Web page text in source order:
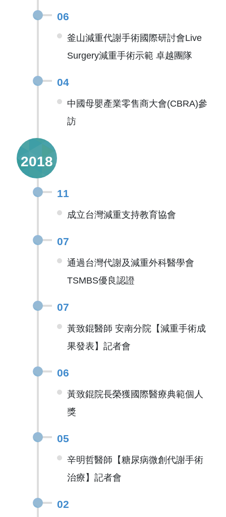
06
釜山減重代謝手術國際研討會Live
Surgery減重手術示範 卓越團隊
04
中國母嬰產業零售商大會(CBRA)參
訪
2018
11
成立台灣減重支持教育協會
07
通過台灣代謝及減重外科醫學會
TSMBS優良認證
07
黃致錕醫師 安南分院【減重手術成
果發表】記者會
06
黃致錕院長榮獲國際醫療典範個人
獎
05
辛明哲醫師【糖尿病微創代謝手術
治療】記者會
02